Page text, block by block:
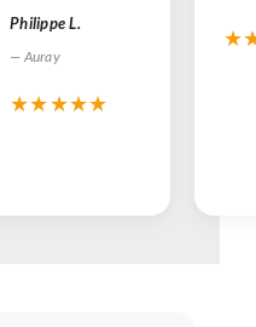
Philippe L.
— Auray
★★★★★